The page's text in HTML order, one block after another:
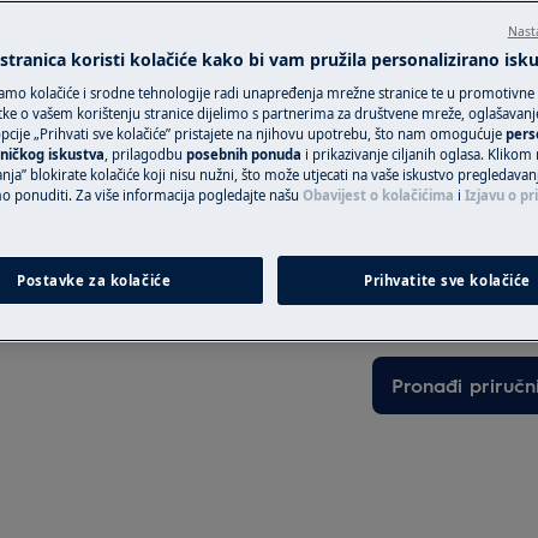
uređaj i odspojite utikač iz
intervenciju po
Rezerviraj
Pronađite svoj
Riješite
dokumentaciju o
Pronađi
koristi kolačiće kako bi vam pružila personalizirano
kolačiće i srodne tehnologije radi unapređenja mrežne stranice te u
o vašem korištenju stranice dijelimo s partnerima za društvene mreže,
„Prihvati sve kolačiće” pristajete na njihovu upotrebu, što nam omogućuje
iskustva, prilagodbu posebnih ponuda i prikazivanje ciljanih oglasa. Klikom
blokirate kolačiće koji nisu nužni, što može utjecati na vaše iskustvo
ponuditi. Za više informacija pogledajte našu Obavijest o kolačićima i Izjavu o
Postavke za kolačiće Prihvatite sve kolačiće